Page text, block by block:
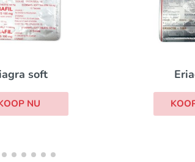
Eriacta
KOOP NU